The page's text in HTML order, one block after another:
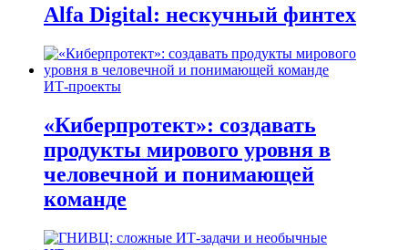
Alfa Digital: нескучный финтех
ИТ-проекты
«Киберпротект»: создавать
продукты мирового уровня в
человечной и понимающей
команде